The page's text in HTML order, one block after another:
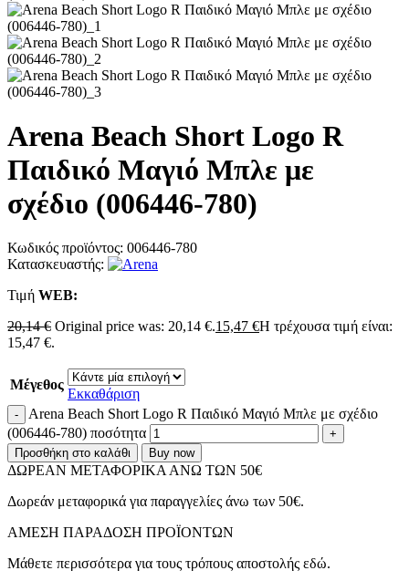
Arena Beach Short Logo R
Παιδικό Μαγιό Μπλε με
σχέδιο (006446-780)
Κωδικός προϊόντος: 006446-780
Κατασκευαστής:
Τιμή WΕΒ:
20,14€ Original price was: 20,14 €.15,47 €Η τρέχουσα τιμή είναι:
15,47 €.
Μέγεθος
Εκκαθάριση
Arena Beach Short Logo R Παιδικό Μαγιό Μπλε με σχέδιο
(006446-780) ποσότητα
Προσθήκη στο καλάθι Buy now
ΔΩΡΕΑΝ ΜΕΤΑΦΟΡΙΚΑ ΑΝΩ ΤΩΝ 50€
Δωρεάν μεταφορικά για παραγγελίες άνω των 50€.
ΑMEΣΗ ΠΑΡΑΔΟΣΗ ΠΡΟΪΟΝΤΩΝ
Μάθετε περισσότερα για τους τρόπους αποστολής εδώ.